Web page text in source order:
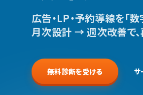
広告・LP・予約導線を「数
月次設計 → 週次改善で、
無料診断を受ける サ